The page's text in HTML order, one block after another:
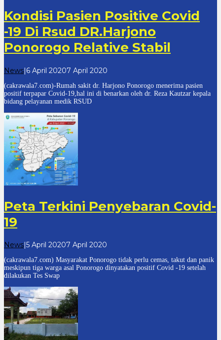
Kondisi Pasien Positive Covid
-19 Di Rsud DR.Harjono
Ponorogo Relative Stabil
News|6 April 20207 April 2020
7
(cakrawala7.com)-Rumah sakit dr. Harjono Ponorogo menerima pasien
positif terpapar Covid-19,hal ini di benarkan oleh dr. Reza Kautzar kepala
bidang pelayanan medik RSUD
Peta Terkini Penyebaran Covid-
19
News|5 April 20207 April 2020
7
(cakrawala7.com) Masyarakat Ponorogo tidak perlu cemas, takut dan panik
meskipun tiga warga asal Ponorogo dinyatakan positif Covid -19 setelah
dilakukan Tes Swap